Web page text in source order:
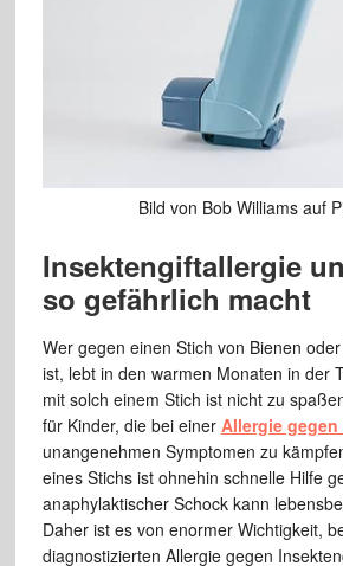
Bild von Bob Williams auf
Insektengiftallergie
so gefährlich macht
Wer gegen einen Stich von Bienen
ist, lebt in den warmen Monaten in der
mit solch einem Stich ist nicht zu
für Kinder, die bei einer Allergie
unangenehmen Symptomen zu
eines Stichs ist ohnehin schnelle Hilfe
anaphylaktischer Schock kann
Daher ist es von enormer Wichtigkeit,
diagnostizierten Allergie gegen